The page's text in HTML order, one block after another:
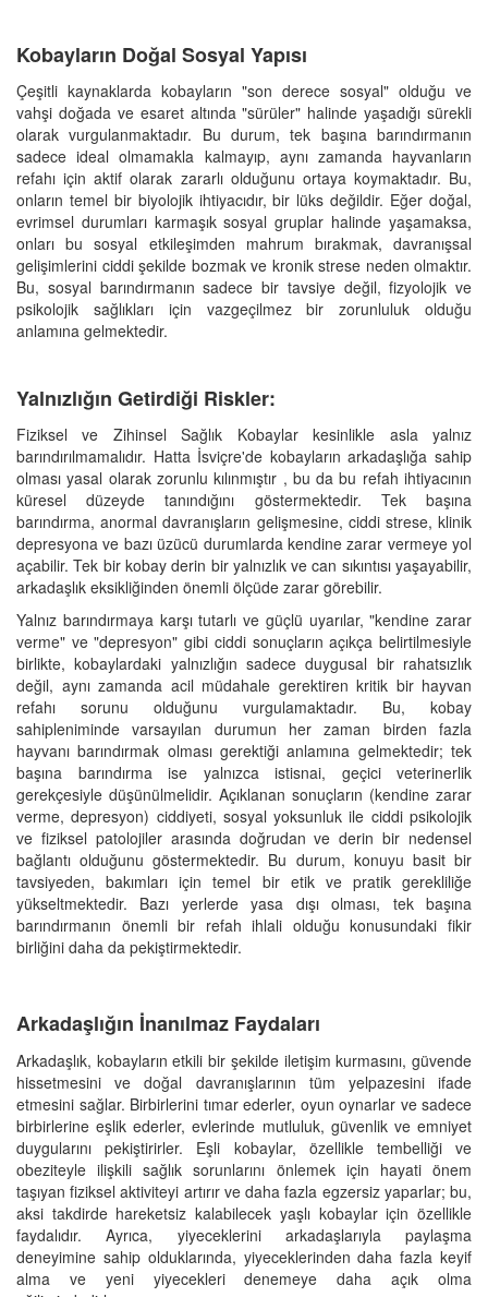
Kobayların Doğal Sosyal Yapısı
Çeşitli kaynaklarda kobayların "son derece sosyal" olduğu ve
vahşi doğada ve esaret altında "sürüler" halinde yaşadığı sürekli
olarak vurgulanmaktadır. Bu durum, tek başına barındırmanın
sadece ideal olmamakla kalmayıp, aynı zamanda hayvanların
refahı için aktif olarak zararlı olduğunu ortaya koymaktadır. Bu,
onların temel bir biyolojik ihtiyacıdır, bir lüks değildir. Eğer doğal,
evrimsel durumları karmaşık sosyal gruplar halinde yaşamaksa,
onları bu sosyal etkileşimden mahrum bırakmak, davranışsal
gelişimlerini ciddi şekilde bozmak ve kronik strese neden olmaktır.
Bu, sosyal barındırmanın sadece bir tavsiye değil, fizyolojik ve
psikolojik sağlıkları için vazgeçilmez bir zorunluluk olduğu
anlamına gelmektedir.
Yalnızlığın Getirdiği Riskler:
Fiziksel ve Zihinsel Sağlık Kobaylar kesinlikle asla yalnız
barındırılmamalıdır. Hatta İsviçre'de kobayların arkadaşlığa sahip
olması yasal olarak zorunlu kılınmıştır , bu da bu refah ihtiyacının
küresel düzeyde tanındığını göstermektedir. Tek başına
barındırma, anormal davranışların gelişmesine, ciddi strese, klinik
depresyona ve bazı üzücü durumlarda kendine zarar vermeye yol
açabilir. Tek bir kobay derin bir yalnızlık ve can sıkıntısı yaşayabilir,
arkadaşlık eksikliğinden önemli ölçüde zarar görebilir.
Yalnız barındırmaya karşı tutarlı ve güçlü uyarılar, "kendine zarar
verme" ve "depresyon" gibi ciddi sonuçların açıkça belirtilmesiyle
birlikte, kobaylardaki yalnızlığın sadece duygusal bir rahatsızlık
değil, aynı zamanda acil müdahale gerektiren kritik bir hayvan
refahı sorunu olduğunu vurgulamaktadır. Bu, kobay
sahipleniminde varsayılan durumun her zaman birden fazla
hayvanı barındırmak olması gerektiği anlamına gelmektedir; tek
başına barındırma ise yalnızca istisnai, geçici veterinerlik
gerekçesiyle düşünülmelidir. Açıklanan sonuçların (kendine zarar
verme, depresyon) ciddiyeti, sosyal yoksunluk ile ciddi psikolojik
ve fiziksel patolojiler arasında doğrudan ve derin bir nedensel
bağlantı olduğunu göstermektedir. Bu durum, konuyu basit bir
tavsiyeden, bakımları için temel bir etik ve pratik gerekliliğe
yükseltmektedir. Bazı yerlerde yasa dışı olması, tek başına
barındırmanın önemli bir refah ihlali olduğu konusundaki fikir
birliğini daha da pekiştirmektedir.
Arkadaşlığın İnanılmaz Faydaları
Arkadaşlık, kobayların etkili bir şekilde iletişim kurmasını, güvende
hissetmesini ve doğal davranışlarının tüm yelpazesini ifade
etmesini sağlar. Birbirlerini tımar ederler, oyun oynarlar ve sadece
birbirlerine eşlik ederler, evlerinde mutluluk, güvenlik ve emniyet
duygularını pekiştirirler. Eşli kobaylar, özellikle tembelliği ve
obeziteyle ilişkili sağlık sorunlarını önlemek için hayati önem
taşıyan fiziksel aktiviteyi artırır ve daha fazla egzersiz yaparlar; bu,
aksi takdirde hareketsiz kalabilecek yaşlı kobaylar için özellikle
faydalıdır. Ayrıca, yiyeceklerini arkadaşlarıyla paylaşma
deneyimine sahip olduklarında, yiyeceklerinden daha fazla keyif
alma ve yeni yiyecekleri denemeye daha açık olma